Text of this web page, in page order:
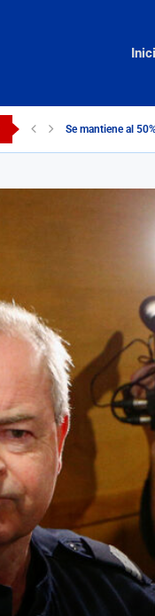
Se mantiene al